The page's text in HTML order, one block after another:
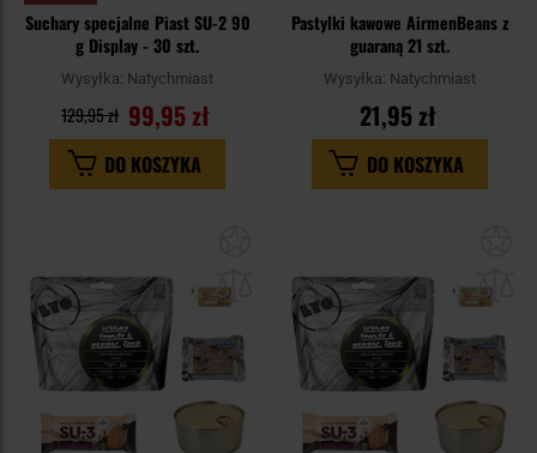
Suchary specjalne Piast SU-2 90
g Display - 30 szt.
Wysyłka: Natychmiast
99,95 zł
129,95 zł
DO KOSZYKA
Pastylki kawowe AirmenBeans z
guaraną 21 szt.
Wysyłka: Natychmiast
21,95 zł
DO KOSZYKA
schowka